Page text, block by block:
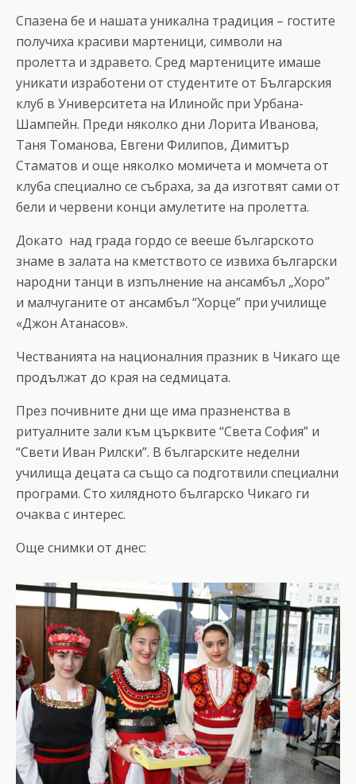
Спазена бе и нашата уникална традиция – гостите
получиха красиви мартеници, символи на
пролетта и здравето. Сред мартениците имаше
уникати изработени от студентите от Българския
клуб в Университета на Илинойс при Урбана-
Шампейн. Преди няколко дни Лорита Иванова,
Таня Томанова, Евгени Филипов, Димитър
Стаматов и още няколко момичета и момчета от
клуба специално се събраха, за да изготвят сами от
бели и червени конци амулетите на пролетта.
Докато над града гордо се вееше българското
знаме в залата на кметството се извиха български
народни танци в изпълнение на ансамбъл „Хоро”
и малчуганите от ансамбъл “Хорце” при училище
«Джон Атанасов».
Честванията на националния празник в Чикаго ще
продължат до края на седмицата.
През почивните дни ще има празненства в
ритуалните зали към църквите “Света София” и
“Свети Иван Рилски”. В българските неделни
училища децата са също са подготвили специални
програми. Сто хилядното българско Чикаго ги
очаква с интерес.
Още снимки от днес: